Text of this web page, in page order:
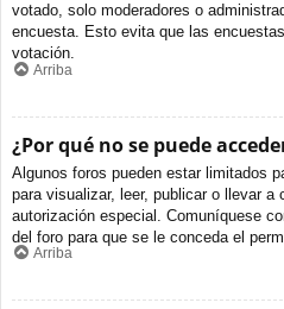
votado, solo moderadores o
encuesta. Esto evita que las
votación.
Arriba
¿Por qué no se puede
Algunos foros pueden estar limitados
para visualizar, leer, publicar o llevar
autorización especial. Comuníquese
del foro para que se le conceda el
Arriba